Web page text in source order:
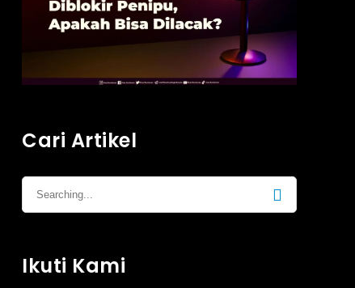
Cari Artikel
Ikuti Kami